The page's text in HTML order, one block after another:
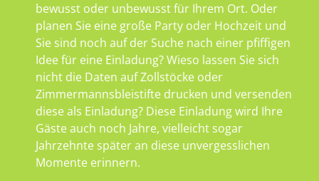
bewusst oder unbewusst für Ihrem Ort. Oder
planen Sie eine große Party oder Hochzeit und
Sie sind noch auf der Suche nach einer pfiffigen
Idee für eine Einladung? Wieso lassen Sie sich
nicht die Daten auf Zollstöcke oder
Zimmermannsbleistifte drucken und versenden
diese als Einladung? Diese Einladung wird Ihre
Gäste auch noch Jahre, vielleicht sogar
Jahrzehnte später an diese unvergesslichen
Momente erinnern.